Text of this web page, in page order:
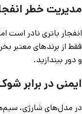
مدیریت خطر
انفجار باتری نادر است
فقط از برندهای معتبر
و دور بیندازید.
ایمنی در برابر
در مدل‌های شارژی،